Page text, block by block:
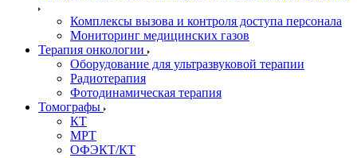
Комплексы вызова и контроля доступа персонала
Мониторинг медицинских газов
Терапия онкологии
Оборудование для ультразвуковой терапии
Радиотерапия
Фотодинамическая терапия
Томографы
КТ
МРТ
ОФЭКТ/КТ